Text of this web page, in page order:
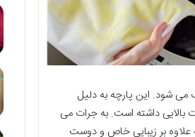
شود. این پارچه به دلیل
داشته است. به جرات می
بر زیبایی خاص و دوست